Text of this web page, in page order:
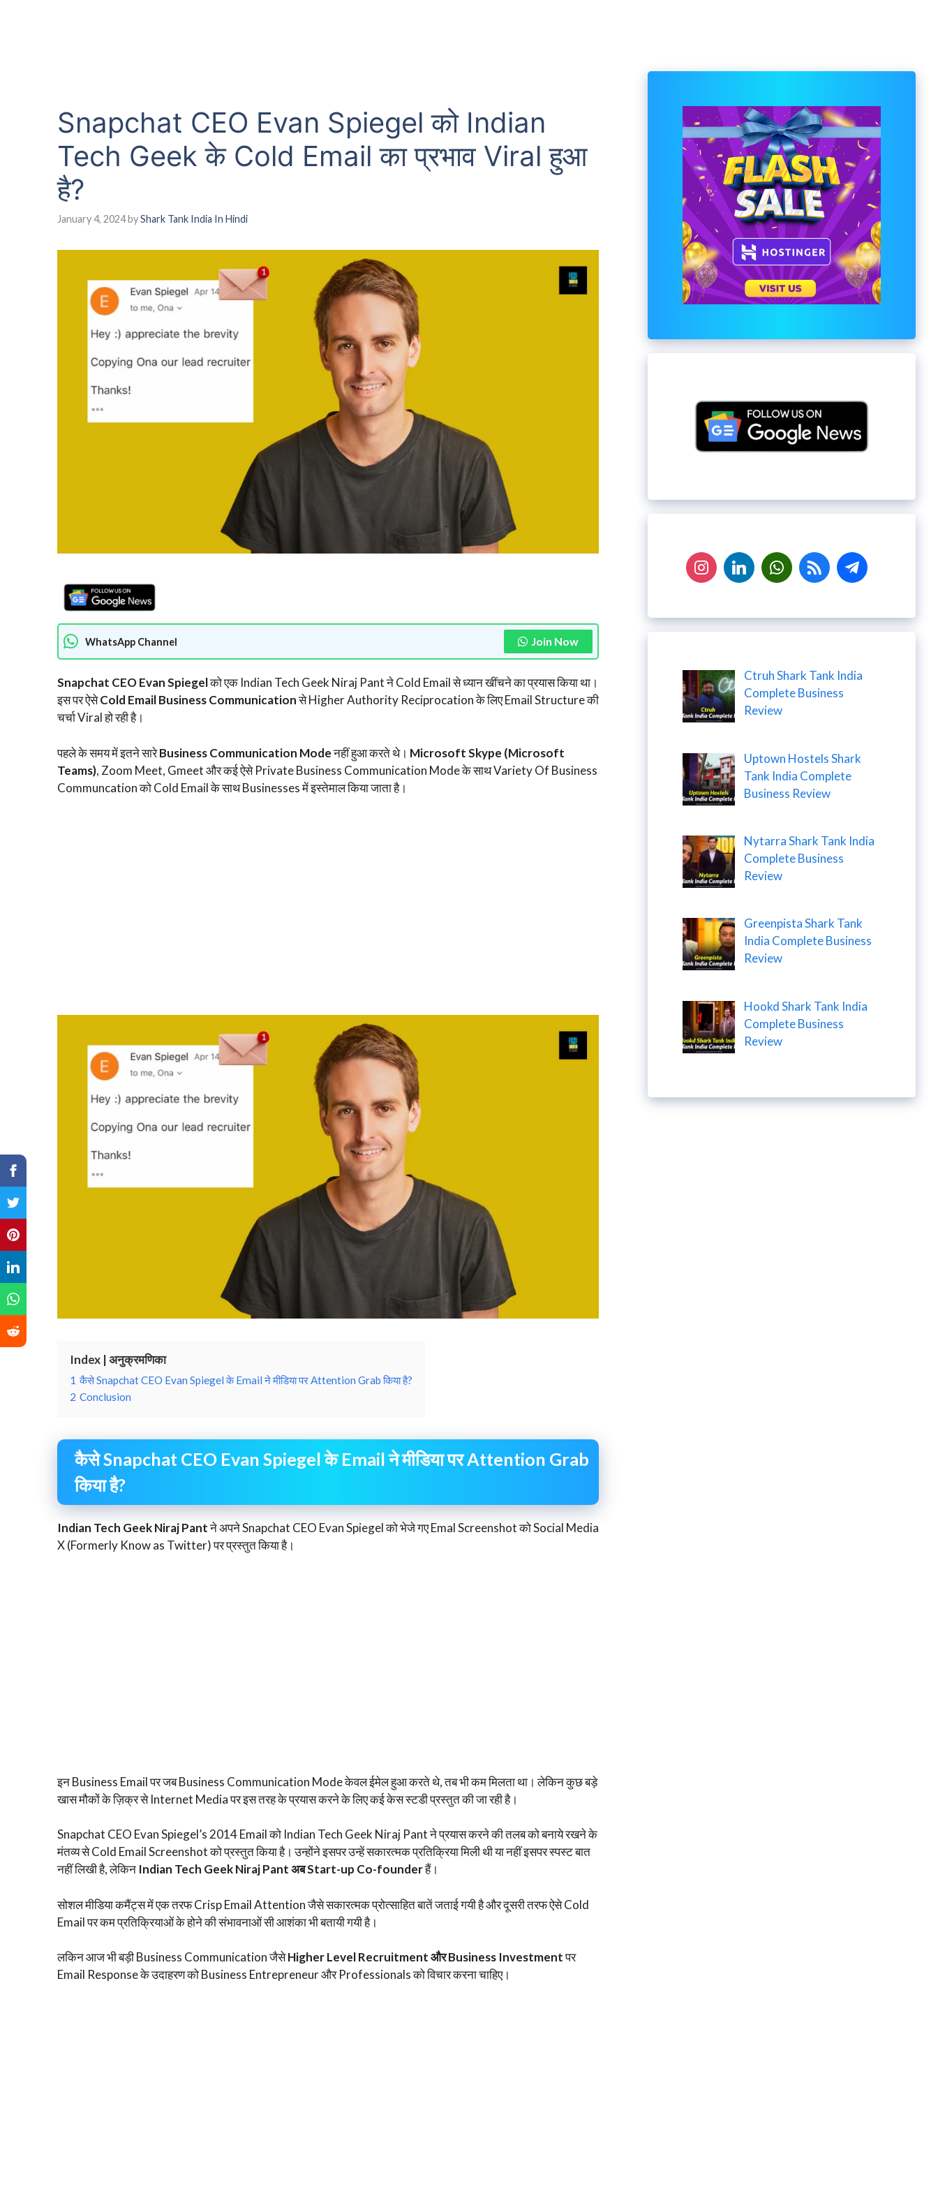
Snapchat CEO Evan Spiegel को Indian
Tech Geek के Cold Email का प्रभाव Viral हुआ
है?
January 4, 2024byShark Tank India In Hindi
WhatsApp Channel Join Now
Snapchat CEO Evan Spiegelको एक Indian Tech Geek Niraj Pant ने Cold Email से ध्यान खींचने का प्रयास किया था।
इस पर ऐसेCold Email Business Communicationसे Higher Authority Reciprocation के लिए Email Structure की
चर्चा Viral हो रही है।
पहले के समय में इतने सारेBusiness Communication Modeनहीं हुआ करते थे। Microsoft Skype (Microsoft
Teams), Zoom Meet, Gmeet और कई ऐसे Private Business Communication Mode के साथ Variety Of Business
Communcation को Cold Email के साथ Businesses में इस्तेमाल किया जाता है।
Index | अनुक्रमणिका
1 कैसे Snapchat CEO Evan Spiegel के Email ने मीडिया पर Attention Grab किया है?
2 Conclusion
कैसे Snapchat CEO Evan Spiegel के Email ने मीडिया पर Attention Grab
किया है?
Indian Tech Geek Niraj Pantने अपने Snapchat CEO Evan Spiegel को भेजे गए Emal Screenshot को Social Media
X (Formerly Know as Twitter) पर प्रस्तुत किया है।
इन Business Email पर जब Business Communication Mode केवल ईमेल हुआ करते थे, तब भी कम मिलता था। लेकिन कुछ बड़े
खास मौकों के ज़िक्र से Internet Media पर इस तरह के प्रयास करने के लिए कई केस स्टडी प्रस्तुत की जा रही है।
Snapchat CEO Evan Spiegel’s 2014 Email को Indian Tech Geek Niraj Pant ने प्रयास करने की तलब को बनाये रखने के
मंतव्य से Cold Email Screenshot को प्रस्तुत किया है। उन्होंने इसपर उन्हें सकारत्मक प्रतिक्रिया मिली थी या नहीं इसपर स्पस्ट बात
नहीं लिखी है, लेकिन Indian Tech Geek Niraj Pant अब Start-up Co-founderहैं।
सोशल मीडिया कमैंट्स में एक तरफ Crisp Email Attention जैसे सकारत्मक प्रोत्साहित बातें जताई गयी है और दूसरी तरफ ऐसे Cold
Email पर कम प्रतिक्रियाओं के होने की संभावनाओं सी आशंका भी बतायी गयी है।
लकिन आज भी बड़ी Business Communication जैसेHigher Level Recruitment और Business Investmentपर
Email Response के उदाहरण को Business Entrepreneur और Professionals को विचार करना चाहिए।
Ctruh Shark Tank India
Complete Business
Review
Uptown Hostels Shark
Tank India Complete
Business Review
Nytarra Shark Tank India
Complete Business
Review
Greenpista Shark Tank
India Complete Business
Review
Hookd Shark Tank India
Complete Business
Review